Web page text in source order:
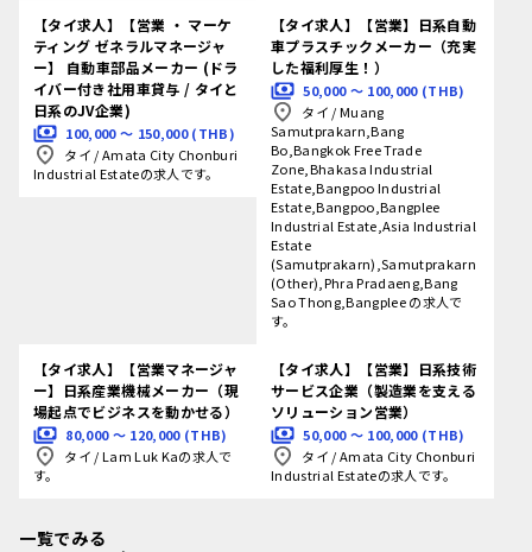
【タイ求人】【営業 ・ マーケ
ティング ゼネラルマネージャ
ー】 自動車部品メーカー (ドラ
イバー付き社用車貸与 / タイと
日系のJV企業)
100,000 〜 150,000 (THB)
タイ /Amata City Chonburi
Industrial Estateの求人です。
【タイ求人】【営業】日系自動
車プラスチックメーカー（充実
した福利厚生！）
50,000 〜 100,000 (THB)
タイ /Muang
Samutprakarn,Bang
Bo,Bangkok Free Trade
Zone,Bhakasa Industrial
Estate,Bangpoo Industrial
Estate,Bangpoo,Bangplee
Industrial Estate,Asia Industrial
Estate
(Samutprakarn),Samutprakarn
(Other),Phra Pradaeng,Bang
Sao Thong,Bangplee の求人で
す。
【タイ求人】【営業マネージャ
ー】日系産業機械メーカー（現
場起点でビジネスを動かせる）
80,000 〜 120,000 (THB)
タイ /Lam Luk Kaの求人で
す。
【タイ求人】【営業】日系技術
サービス企業（製造業を支える
ソリューション営業）
50,000 〜 100,000 (THB)
タイ /Amata City Chonburi
Industrial Estateの求人です。
一覧でみる